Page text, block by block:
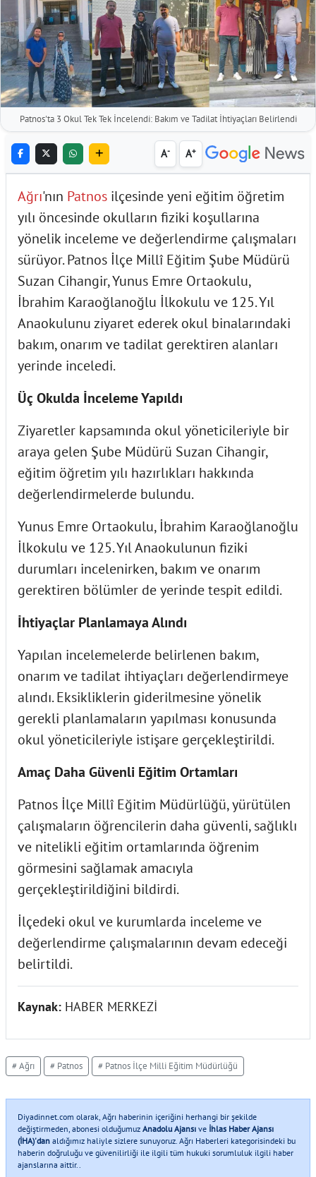
Patnos'ta 3 Okul Tek Tek İncelendi: Bakım ve Tadilat İhtiyaçları Belirlendi
A- A+
Ağrı'nın Patnos ilçesinde yeni eğitim öğretim
yılı öncesinde okulların fiziki koşullarına
yönelik inceleme ve değerlendirme çalışmaları
sürüyor. Patnos İlçe Millî Eğitim Şube Müdürü
Suzan Cihangir, Yunus Emre Ortaokulu,
İbrahim Karaoğlanoğlu İlkokulu ve 125. Yıl
Anaokulunu ziyaret ederek okul binalarındaki
bakım, onarım ve tadilat gerektiren alanları
yerinde inceledi.
Üç Okulda İnceleme Yapıldı
Ziyaretler kapsamında okul yöneticileriyle bir
araya gelen Şube Müdürü Suzan Cihangir,
eğitim öğretim yılı hazırlıkları hakkında
değerlendirmelerde bulundu.
Yunus Emre Ortaokulu, İbrahim Karaoğlanoğlu
İlkokulu ve 125. Yıl Anaokulunun fiziki
durumları incelenirken, bakım ve onarım
gerektiren bölümler de yerinde tespit edildi.
İhtiyaçlar Planlamaya Alındı
Yapılan incelemelerde belirlenen bakım,
onarım ve tadilat ihtiyaçları değerlendirmeye
alındı. Eksikliklerin giderilmesine yönelik
gerekli planlamaların yapılması konusunda
okul yöneticileriyle istişare gerçekleştirildi.
Amaç Daha Güvenli Eğitim Ortamları
Patnos İlçe Millî Eğitim Müdürlüğü, yürütülen
çalışmaların öğrencilerin daha güvenli, sağlıklı
ve nitelikli eğitim ortamlarında öğrenim
görmesini sağlamak amacıyla
gerçekleştirildiğini bildirdi.
İlçedeki okul ve kurumlarda inceleme ve
değerlendirme çalışmalarının devam edeceği
belirtildi.
Kaynak: HABER MERKEZİ
# Ağrı # Patnos # Patnos İlçe Milli Eğitim Müdürlüğü
Diyadinnet.com olarak, Ağrı haberinin içeriğini herhangi bir şekilde
değiştirmeden, abonesi olduğumuz Anadolu Ajansı ve İhlas Haber Ajansı
(İHA)'dan aldığımız haliyle sizlere sunuyoruz. Ağrı Haberleri kategorisindeki bu
haberin doğruluğu ve güvenilirliği ile ilgili tüm hukuki sorumluluk ilgili haber
ajanslarına aittir..